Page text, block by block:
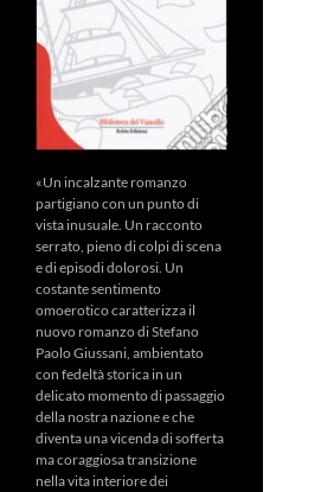
«Un incalzante romanzo
partigiano con un punto di
vista inusuale. Un racconto
serrato, pieno di colpi di scena
e di episodi dolorosi. Un
costante sentimento
omoerotico caratterizza il
nuovo romanzo di Stefano
Paolo Giussani, ambientato
con fedeltà storica in un
delicato momento di passaggio
della nostra nazione e che
diventa una vicenda di sofferta
ma coraggiosa transizione
nella vita interiore dei